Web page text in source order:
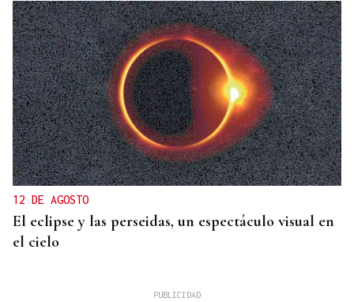
12 DE AGOSTO
El eclipse y las perseidas, un espectáculo visual en
el cielo